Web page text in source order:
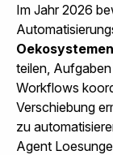
Im Jahr 2026
Oekosystemen
teilen,
Workflows
Verschiebung
zu
Agent